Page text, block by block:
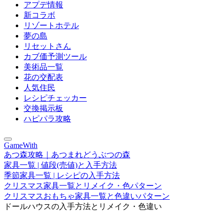
アプデ情報
新コラボ
リゾートホテル
夢の島
リセットさん
カブ価予測ツール
美術品一覧
花の交配表
人気住民
レシピチェッカー
交換掲示板
ハピパラ攻略
GameWith
あつ森攻略｜あつまれどうぶつの森
家具一覧 | 値段(売値)と入手方法
季節家具一覧 | レシピの入手方法
クリスマス家具一覧とリメイク・色パターン
クリスマスおもちゃ家具一覧と色違いパターン
ドールハウスの入手方法とリメイク・色違い